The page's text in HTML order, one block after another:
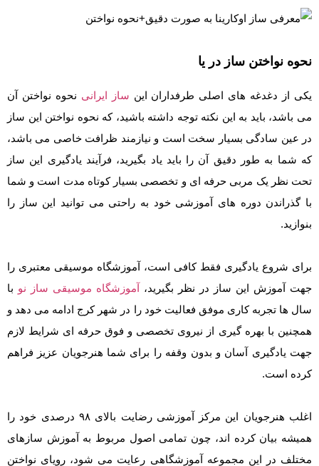
نحوه نواختن ساز در یا
یکی از دغدغه های اصلی طرفداران این ساز ایرانی نحوه نواختن آن
می باشد، باید به این نکته توجه داشته باشید، که نحوه نواختن این ساز
در عین سادگی بسیار سخت است و نیازمند ظرافت خاصی می باشد،
که شما به طور دقیق آن را باید یاد بگیرید، فرآیند یادگیری این ساز
تحت نظر یک مربی حرفه ای و تخصصی بسیار کوتاه مدت است و شما
با گذراندن دوره های آموزشی خود به راحتی می توانید این ساز را
بنوازید.
برای شروع یادگیری فقط کافی است، آموزشگاه موسیقی معتبری را
جهت آموزش این ساز در نظر بگیرید، آموزشگاه موسیقی ساز نو با
سال ها تجربه کاری موفق فعالیت خود را در شهر کرج ادامه می دهد و
همچنین با بهره گیری از نیروی تخصصی و فوق حرفه ای شرایط لازم
جهت یادگیری آسان و بدون وقفه را برای شما هنرجویان عزیز فراهم
کرده است.
اغلب هنرجویان این مرکز آموزشی رضایت بالای ۹۸ درصدی خود را
همیشه بیان کرده اند، چون تمامی اصول مربوط به آموزش سازهای
مختلف در این مجموعه آموزشگاهی رعایت می شود، رویای نواختن